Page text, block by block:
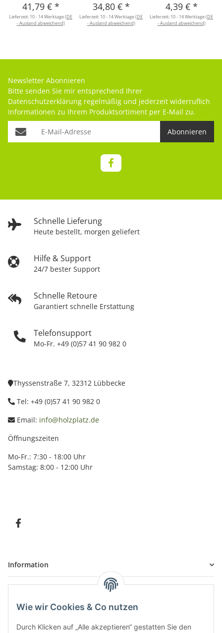
41,79 € *
Lieferzeit: 10 - 14 Werktage(DE
- Ausland abweichend)
34,80 € *
Lieferzeit: 10 - 14 Werktage(DE
- Ausland abweichend)
4,39 € *
Lieferzeit: 10 - 14 Werktage(DE
- Ausland abweichend)
Schnelle Lieferung
Heute bestellt, morgen geliefert
Hilfe & Support
24/7 bester Support
Schnelle Retoure
Garantiert schnelle Erstattung
Telefonsupport
Mo-Fr. +49 (0)57 41 90 982 0
Newsletter Abonnieren
Bitte senden Sie mir entsprechend Ihrer
Datenschutzerklärung regelmäßig und jederzeit widerruflich
Informationen zu Ihrem Produktsortiment per E-Mail zu.
Abonnieren
Thyssenstraße 7, 32312 Lübbecke
Tel: +49 (0)57 41 90 982 0
Email: info@holzplatz.de
Öffnungszeiten
Mo-Fr.: 7:30 - 18:00 Uhr
Samstag: 8:00 - 12:00 Uhr
Information
Kundenservice
Wie wir Cookies & Co nutzen
Durch Klicken auf „Alle akzeptieren“ gestatten Sie den